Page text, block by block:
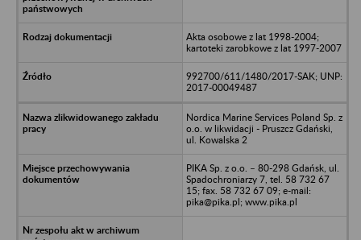
Akta osobowe z lat 1998-2004;
kartoteki zarobkowe z lat 1997-2007
992700/611/1480/2017-SAK; UNP:
2017-00049487
Nordica Marine Services Poland Sp. z
o.o. w likwidacji - Pruszcz Gdański,
ul. Kowalska 2
PIKA Sp. z o.o. – 80-298 Gdańsk, ul.
Spadochroniarzy 7, tel. 58 732 67
15; fax. 58 732 67 09; e-mail:
pika@pika.pl; www.pika.pl